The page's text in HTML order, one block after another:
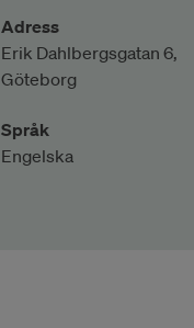
Adress
Erik Dahlbergsgatan 6,
Göteborg
Språk
Engelska